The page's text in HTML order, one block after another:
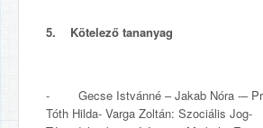
5. Kötelező tananyag
- Gecse Istvánné – Jakab Nóra -–
Tóth Hilda- Varga Zoltán: Szociális Jog-